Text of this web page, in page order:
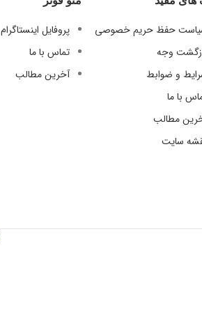
حفظ حریم خصوصی
وجه
و ضوابط
با ما
مطالب
سایت
پروفایل اینستاگرام
تماس با ما
آخرین مطالب